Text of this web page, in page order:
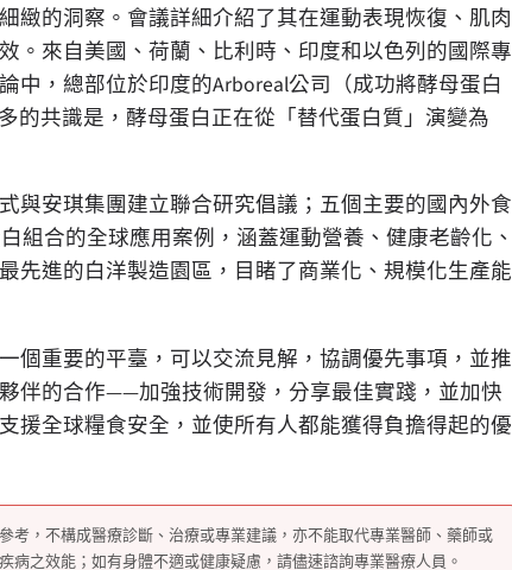
緻的洞察。會議詳細介紹了其在運動表現恢復、肌肉
。來自美國、荷蘭、比利時、印度和以色列的國際專
中，總部位於印度的Arboreal公司（成功將酵母蛋白
的共識是，酵母蛋白正在從 「替代蛋白質」 演變為
與安琪集團建立聯合研究倡議；五個主要的國內外食
組合的全球應用案例，涵蓋運動營養、健康老齡化、
先進的白洋製造園區，目睹了商業化、規模化生產能
個重要的平臺，可以交流見解，協調優先事項，並推
伴的合作——加強技術開發，分享最佳實踐，並加快
援全球糧食安全，並使所有人都能獲得負擔得起的優
考，不構成醫療診斷、治療或專業建議，亦不能取代專業醫師、藥師或
之效能；如有身體不適或健康疑慮，請儘速諮詢專業醫療人員。